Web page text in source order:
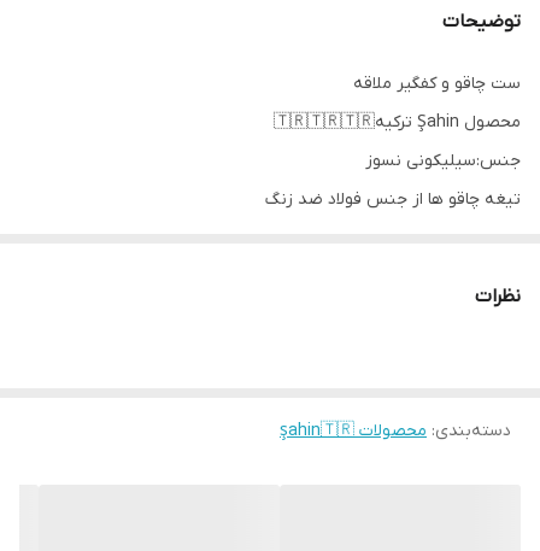
توضیحات
ست چاقو و کفگیر ملاقه
محصول Şahin ترکیه🇹🇷🇹🇷🇹🇷
جنس:سیلیکونی نسوز
تیغه چاقو ها از جنس فولاد ضد زنگ
نظرات
دسته‌بندی: محصولات şahin🇹🇷